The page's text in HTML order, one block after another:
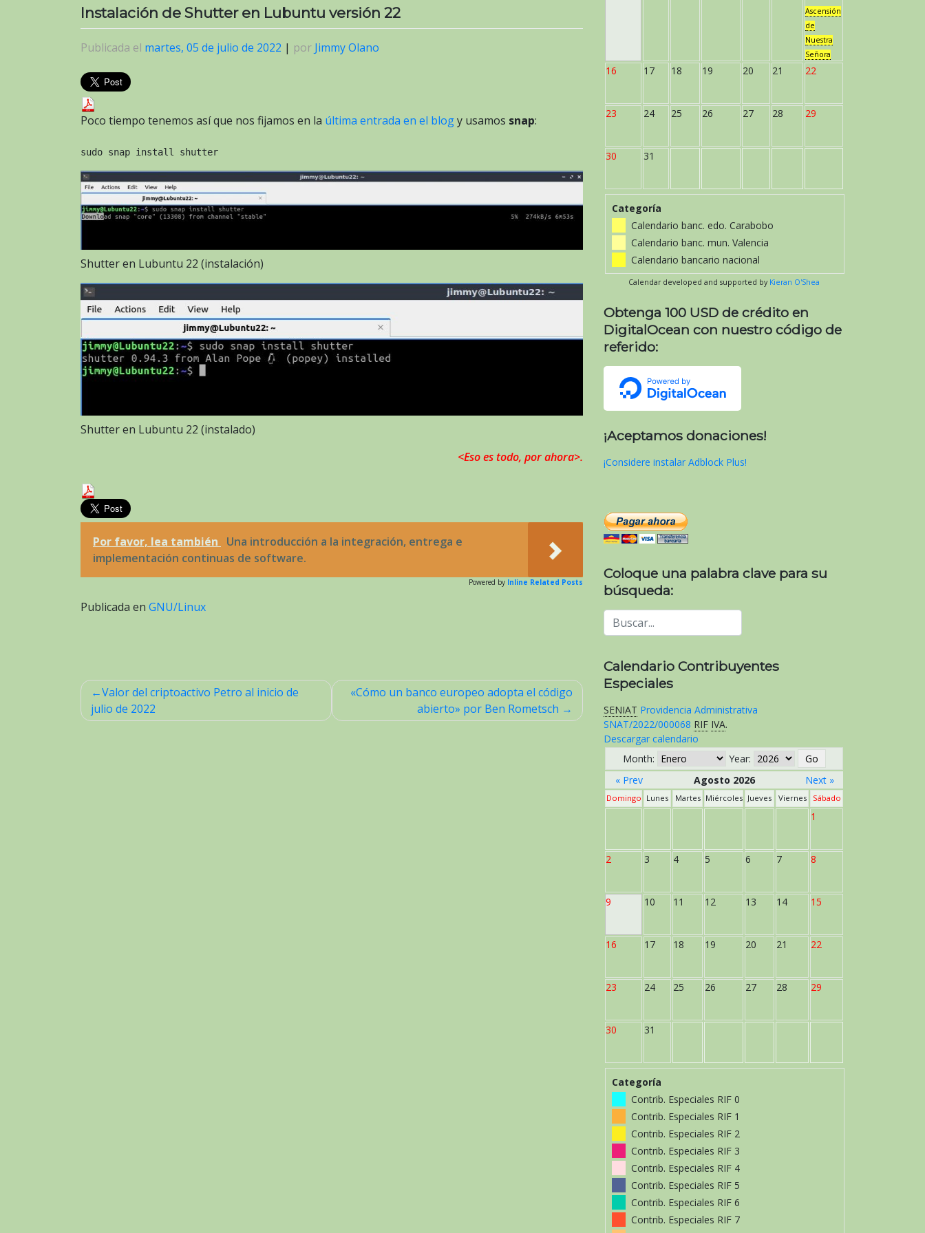
Instalación de Shutter en Lubuntu versión 22
Publicada el martes, 05 de julio de 2022 | por Jimmy Olano
Poco tiempo tenemos así que nos fijamos en la última entrada en el blogy usamos snap:
sudo snap install shutter
Shutter en Lubuntu 22 (instalación)
Shutter en Lubuntu 22 (instalado)
<Eso es todo, por ahora>.
Por favor, lea también
Una introducción a la integración, entrega e
implementación continuas de software.
Powered by Inline Related Posts
Publicada en GNU/Linux
Navegación
de
Valor del criptoactivo Petro al inicio de
julio de 2022
«Cómo un banco europeo adopta el código
abierto» por Ben Rometsch
Ascensión
de
Nuestra
Señora
16 17 18 19 20 21 22
23 24 25 26 27 28 29
30 31
Categoría
Calendario banc. edo. Carabobo
Calendario banc. mun. Valencia
Calendario bancario nacional
Calendar developed and supported by Kieran O'Shea
Obtenga 100 USD de crédito en
DigitalOcean con nuestro código de
referido:
¡Aceptamos donaciones!
¡Considere instalar Adblock Plus!
Coloque una palabra clave para su
búsqueda:
Calendario Contribuyentes
Especiales
SENIAT Providencia Administrativa
SNAT/2022/000068 RIF IVA.
Descargar calendario
Month:
Year:
« Prev
Agosto 2026 Next »
Domingo Lunes Martes Miércoles Jueves Viernes Sábado
1
2 3 4 5 6 7 8
9 10 11 12 13 14 15
16 17 18 19 20 21 22
23 24 25 26 27 28 29
30 31
Categoría
Contrib. Especiales RIF 0
Contrib. Especiales RIF 1
Contrib. Especiales RIF 2
Contrib. Especiales RIF 3
Contrib. Especiales RIF 4
Contrib. Especiales RIF 5
Contrib. Especiales RIF 6
Contrib. Especiales RIF 7